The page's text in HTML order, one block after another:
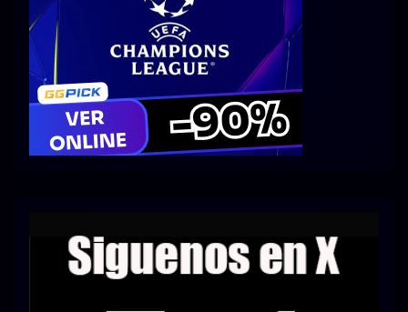
SERIES
Series 1080p Series 4K HDR
Series 720p 2160p 4K SDR
Series 1080p 60 FPS